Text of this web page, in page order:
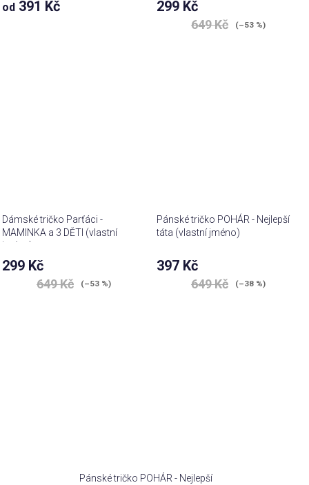
od 391 Kč 299 Kč
649 Kč (–53 %)
Dámské tričko Parťáci -
MAMINKA a 3 DĚTI (vlastní
jména)
299 Kč
649 Kč (–53 %)
Pánské tričko POHÁR - Nejlepší
táta (vlastní jméno)
397 Kč
649 Kč (–38 %)
Pánské tričko POHÁR - Nejlepší